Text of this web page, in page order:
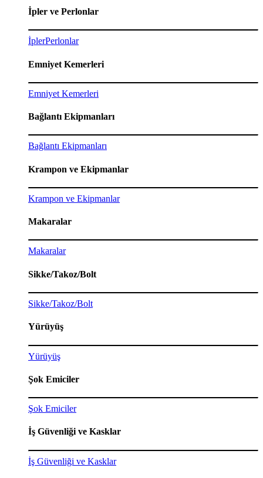
İpler ve Perlonlar
İplerPerlonlar
Emniyet Kemerleri
Emniyet Kemerleri
Bağlantı Ekipmanları
Bağlantı Ekipmanları
Krampon ve Ekipmanlar
Krampon ve Ekipmanlar
Makaralar
Makaralar
Sikke/Takoz/Bolt
Sikke/Takoz/Bolt
Yürüyüş
Yürüyüş
Şok Emiciler
Şok Emiciler
İş Güvenliği ve Kasklar
İş Güvenliği ve Kasklar